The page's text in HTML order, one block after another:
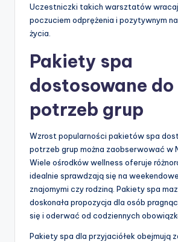
Uczestniczki takich warsztatów
poczuciem odprężenia i pozytywnym
życia.
Pakiety spa
dostosowane do
potrzeb grup
Wzrost popularności pakietów spa
potrzeb grup można zaobserwować w
Wiele ośrodków wellness oferuje
idealnie sprawdzają się na
znajomymi czy rodziną. Pakiety spa
doskonała propozycja dla osób
się i oderwać od codziennych
Pakiety spa dla przyjaciółek obejmują